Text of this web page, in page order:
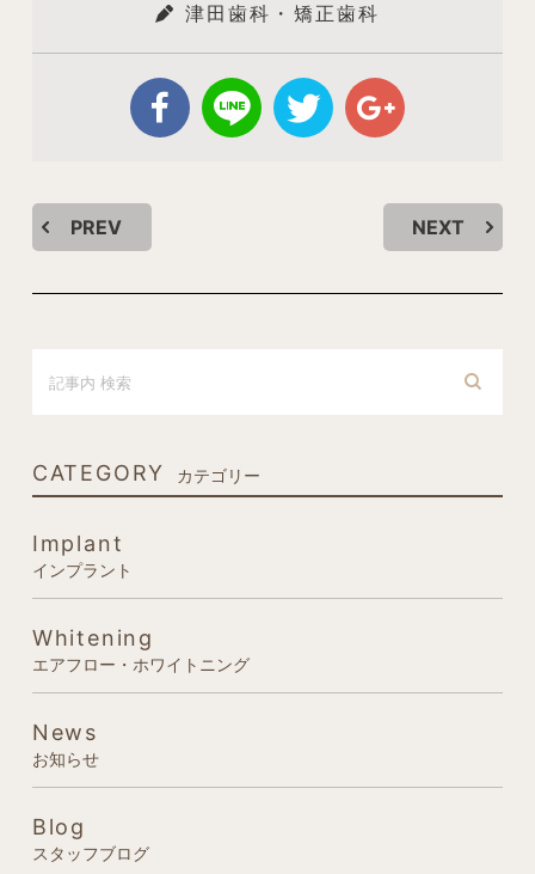
津田歯科・矯正歯科
PREV NEXT
CATEGORY カテゴリー
Implant
インプラント
Whitening
エアフロー・ホワイトニング
News
お知らせ
Blog
スタッフブログ